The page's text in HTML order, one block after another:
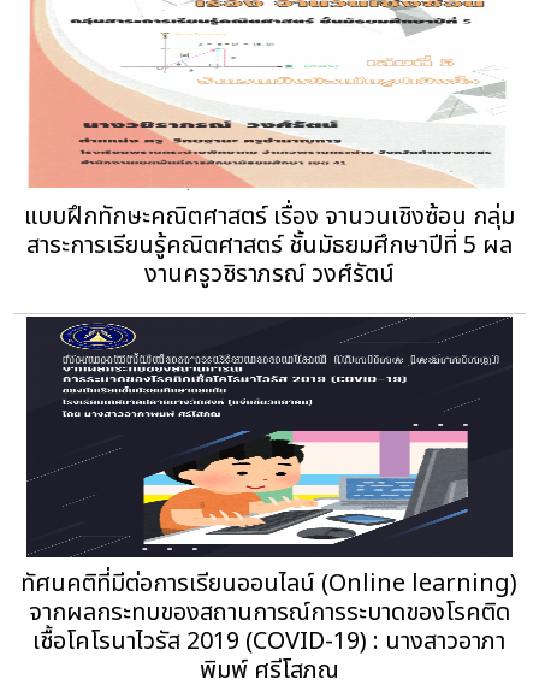
แบบฝึกทักษะคณิตศาสตร์ เรื่อง จานวนเชิงซ้อน กลุ่ม
สาระการเรียนรู้คณิตศาสตร์ ชั้นมัธยมศึกษาปีที่ 5 ผล
งานครูวชิราภรณ์ วงศ์รัตน์
ทัศนคติที่มีต่อการเรียนออนไลน์ (Online learning)
จากผลกระทบของสถานการณ์การระบาดของโรคติด
เชื้อโคโรนาไวรัส 2019 (COVID-19) : นางสาวอาภา
พิมพ์ ศรีโสภณ